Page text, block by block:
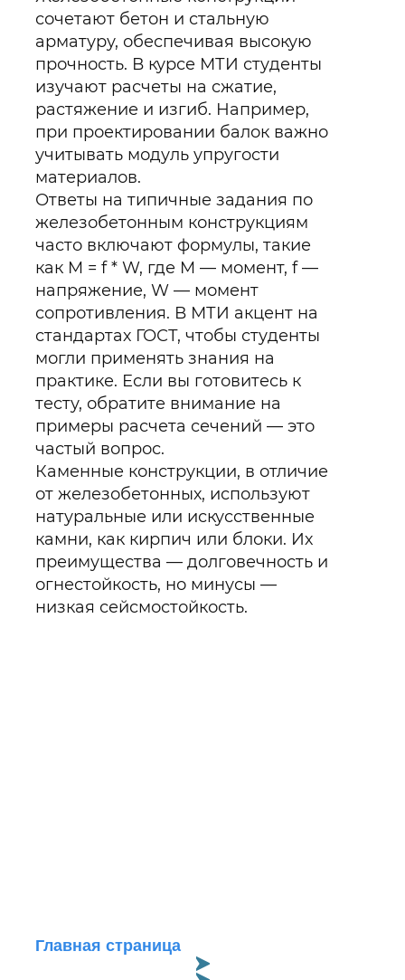
сочетают бетон и стальную
арматуру, обеспечивая высокую
прочность. В курсе МТИ студенты
изучают расчеты на сжатие,
растяжение и изгиб. Например,
при проектировании балок важно
учитывать модуль упругости
материалов.
Ответы на типичные задания по
железобетонным конструкциям
часто включают формулы, такие
как M = f * W, где M — момент, f —
напряжение, W — момент
сопротивления. В МТИ акцент на
стандартах ГОСТ, чтобы студенты
могли применять знания на
практике. Если вы готовитесь к
тесту, обратите внимание на
примеры расчета сечений — это
частый вопрос.
Каменные конструкции, в отличие
от железобетонных, используют
натуральные или искусственные
камни, как кирпич или блоки. Их
преимущества — долговечность и
огнестойкость, но минусы —
низкая сейсмостойкость.
Главная страница